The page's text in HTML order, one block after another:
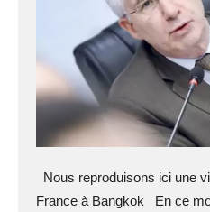
Nous reproduisons ici une
France à Bangkok En ce